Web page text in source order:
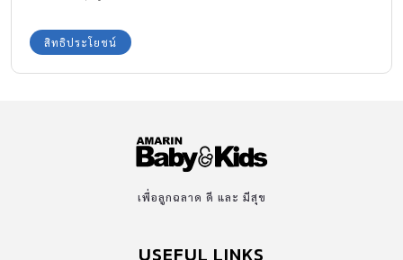
สิทธิประโยชน์
เพื่อลูกฉลาด ดี และ มีสุข
USEFUL LINKS